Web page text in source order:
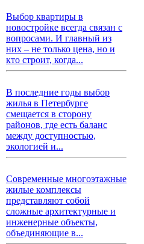
Выбор квартиры в
новостройке всегда связан с
вопросами. И главный из
них – не только цена, но и
кто строит, когда...
В последние годы выбор
жилья в Петербурге
смещается в сторону
районов, где есть баланс
между доступностью,
экологией и...
Современные многоэтажные
жилые комплексы
представляют собой
сложные архитектурные и
инженерные объекты,
объединяющие в...